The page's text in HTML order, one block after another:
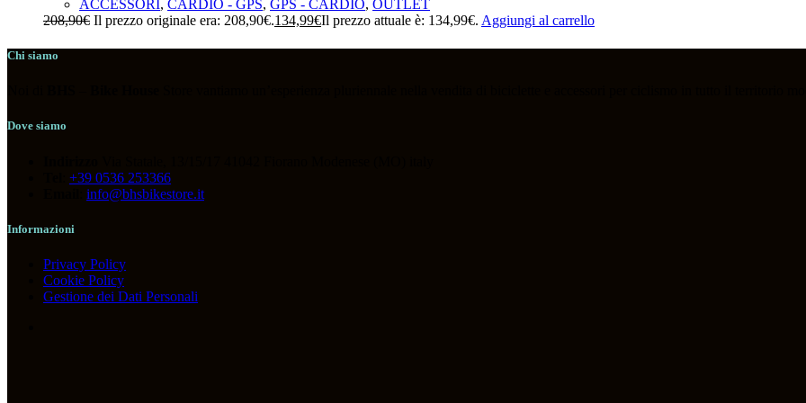
ACCESSORI, CARDIO - GPS, GPS - CARDIO, OUTLET
208,90€ Il prezzo originale era: 208,90€.134,99€Il prezzo attuale è: 134,99€. Aggiungi al carrello
Chi siamo
Dove siamo
+39 0536 253366
info@bhsbikestore.it
Informazioni
Privacy Policy
Cookie Policy
Gestione dei Dati Personali